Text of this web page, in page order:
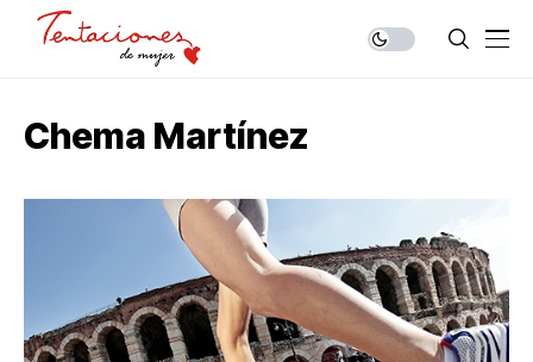
Chema Martínez